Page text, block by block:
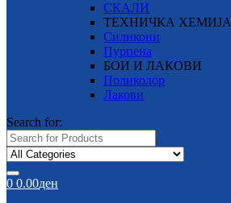
СКАЛИ
ТЕХНИЧКА ХЕМИЈА
Силикони
Пурпена
БОИ И ЛАКОВИ
Поликолор
Лакови
Search for:
0 0.00ден